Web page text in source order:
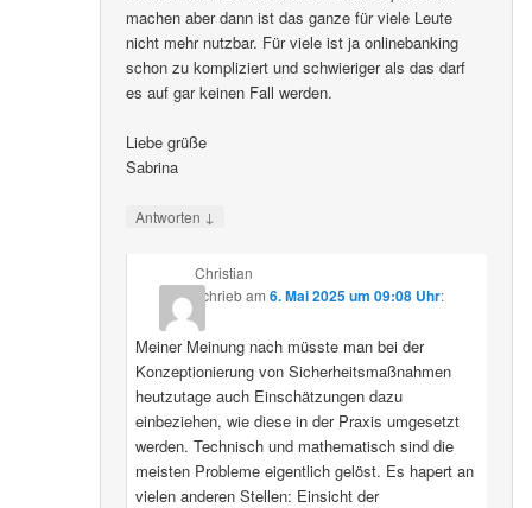
machen aber dann ist das ganze für viele Leute
nicht mehr nutzbar. Für viele ist ja onlinebanking
schon zu kompliziert und schwieriger als das darf
es auf gar keinen Fall werden.
Liebe grüße
Sabrina
Antworten ↓
Christian
schriebam 6. Mai 2025 um 09:08 Uhr:
Meiner Meinung nach müsste man bei der
Konzeptionierung von Sicherheitsmaßnahmen
heutzutage auch Einschätzungen dazu
einbeziehen, wie diese in der Praxis umgesetzt
werden. Technisch und mathematisch sind die
meisten Probleme eigentlich gelöst. Es hapert an
vielen anderen Stellen: Einsicht der